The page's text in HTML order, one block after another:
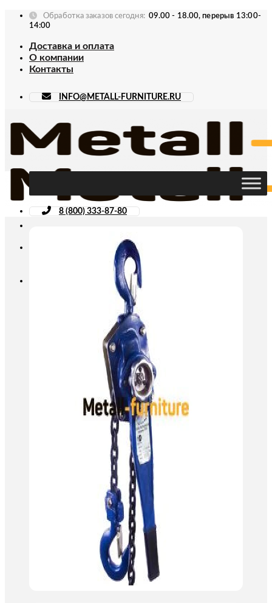
Skip
Обработка заказов сегодня: 09.00 - 18.00, перерыв 13:00-
14:00
Доставка и оплата
О компании
Контакты
INFO@METALL-FURNITURE.RU
8 (800) 333-87-80